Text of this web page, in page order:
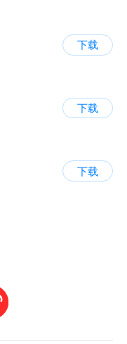
下载
下载
下载